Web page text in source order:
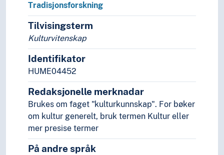
Tradisjonsforskning
Tilvisingsterm
Kulturvitenskap
Identifikator
HUME04452
Redaksjonelle merknadar
Brukes om faget "kulturkunnskap". For bøker
om kultur generelt, bruk termen Kultur eller
mer presise termer
På andre språk